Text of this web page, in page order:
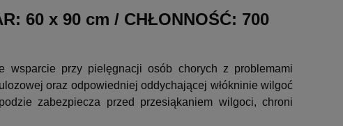
60 x 90 cm / CHŁONNOŚĆ: 700
wsparcie przy pielęgnacji osób chorych z problemami
oraz odpowiedniej oddychającej włókninie wilgoć
zabezpiecza przed przesiąkaniem wilgoci, chroni